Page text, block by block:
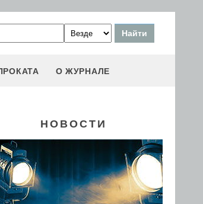
О ЖУРНАЛЕ
НОВОСТИ